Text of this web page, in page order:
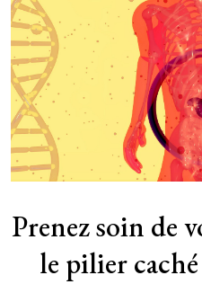
Prenez soin de
le pilier